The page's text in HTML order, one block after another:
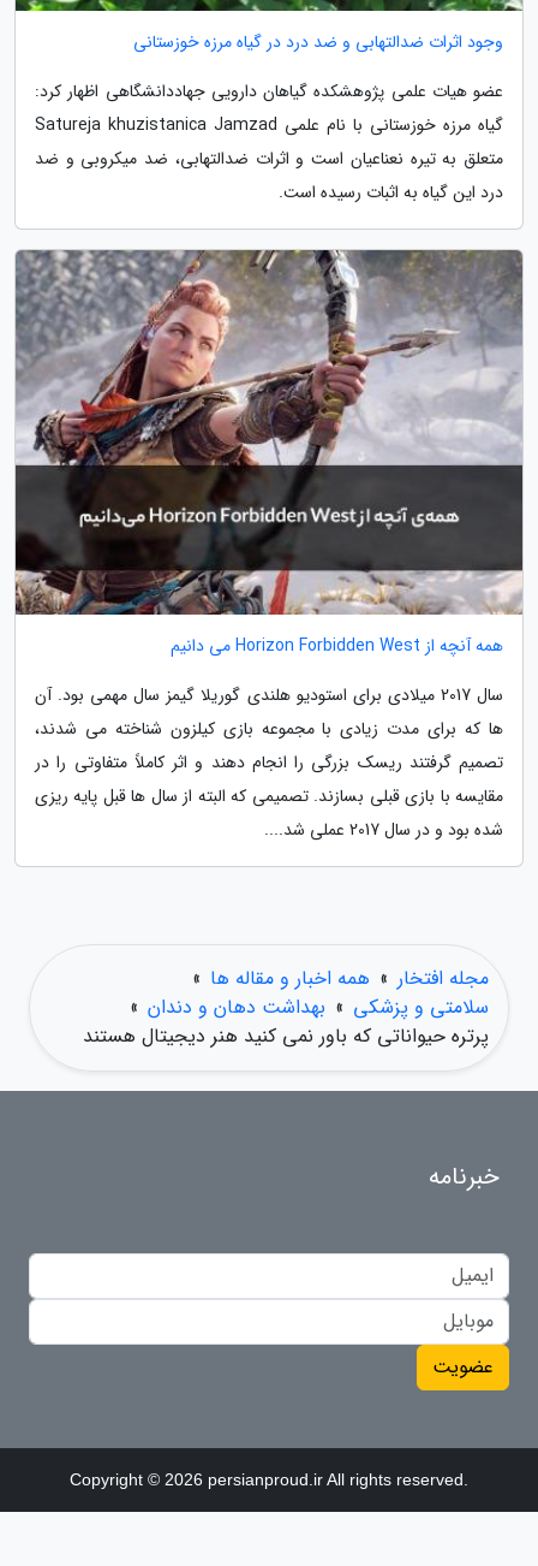
وجود اثرات ضدالتهابی و ضد درد در گیاه مرزه خوزستانی
عضو هیات علمی پژوهشکده گیاهان دارویی جهاددانشگاهی اظهار کرد:
گیاه مرزه خوزستانی با نام علمی Satureja khuzistanica Jamzad
متعلق به تیره نعناعیان است و اثرات ضدالتهابی، ضد میکروبی و ضد
درد این گیاه به اثبات رسیده است.
همه آنچه از Horizon Forbidden West می دانیم
سال 2017 میلادی برای استودیو هلندی گوریلا گیمز سال مهمی بود. آن
ها که برای مدت زیادی با مجموعه بازی کیلزون شناخته می شدند،
تصمیم گرفتند ریسک بزرگی را انجام دهند و اثر کاملاً متفاوتی را در
مقایسه با بازی قبلی بسازند. تصمیمی که البته از سال ها قبل پایه ریزی
شده بود و در سال 2017 عملی شد....
مجله افتخار » همه اخبار و مقاله ها »
سلامتی و پزشکی » بهداشت دهان و دندان »
پرتره حیواناتی که باور نمی کنید هنر دیجیتال هستند
خبرنامه
عضویت
Copyright © 2026 persianproud.ir All rights reserved.